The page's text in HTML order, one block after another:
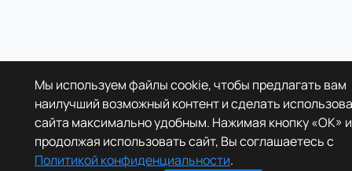
Мы используем файлы cookie, чтобы предлагать вам
наилучший возможный контент и сделать
сайта максимально удобным. Нажимая кнопку «OK» и
продолжая использовать сайт, Вы соглашаетесь с
Политикой конфиденциальности.